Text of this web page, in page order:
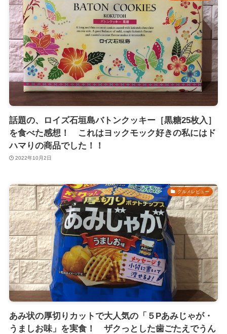
話題の、ロイズ石垣島バトンクッキー［黒糖25枚入］
を食べた感想！ これはヨックモック好きの私にはド
ハマりの商品でした！！
2022年10月2日
グルメレビュー
あみ状の厚切りカットで大人気の「５Pあみじゃが・
うましお味」を実食！ ザクっとした歯ごたえでうん